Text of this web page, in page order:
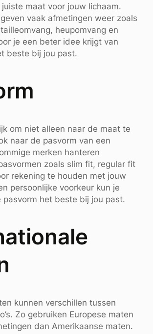
maat voor jouw lichaam.
vaak afmetingen weer zoals
heupomvang en
je een beter idee krijgt van
beste bij jou past.
om niet alleen naar de maat te
naar de pasvorm van een
merken hanteren
zoals slim fit, regular fit
rekening te houden met jouw
persoonlijke voorkeur kun je
pasvorm het beste bij jou past.
kunnen verschillen tussen
Zo gebruiken Europese maten
dan Amerikaanse maten.